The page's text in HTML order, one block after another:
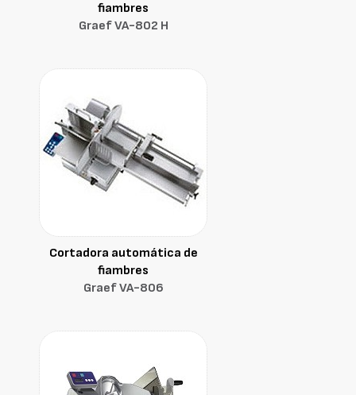
fiambres
Graef VA-802 H
Cortadora automática de
fiambres
Graef VA-806